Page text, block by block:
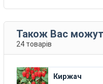
Також Вас
24 товарів
Киржач